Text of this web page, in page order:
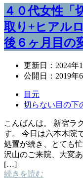
４０代女性「
取り+ヒアル
後６ヶ月目の
更新日： 2024年
公開日： 2019年
目元
切らない目の下
こんばんは。 新宿ラ
す。 今日は六本木院
処置が続き、とても
沢山のご来院、大変
[…]
続きを読む